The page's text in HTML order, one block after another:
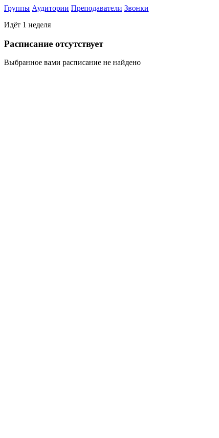
Группы Аудитории Преподаватели Звонки
Идёт 1 неделя
Раcписание отсутствует
Выбранное вами расписание не найдено